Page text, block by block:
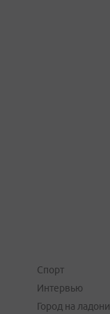
Спорт
Интервью
Город на ладони